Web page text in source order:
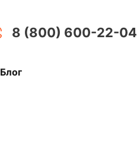
8 (800) 600-22-04
Блог